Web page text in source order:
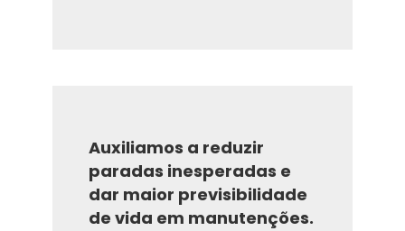
Auxiliamos a reduzir
paradas inesperadas e
dar maior previsibilidade
de vida em manutenções.